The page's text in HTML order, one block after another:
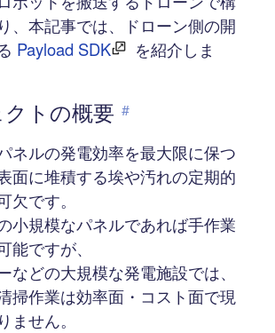
、本記事では、ドローン側の開
Payload SDK
を紹介しま
トの概要 #
ネルの発電効率を最大限に保つ
面に堆積する埃や汚れの定期的
欠です。
小規模なパネルであれば手作業
能ですが、
などの大規模な発電施設では、
掃作業は効率面・コスト面で現
ません。